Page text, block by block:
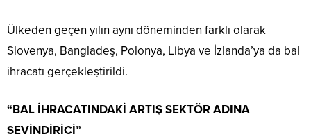
Ülkeden geçen yılın aynı döneminden farklı olarak
Slovenya, Bangladeş, Polonya, Libya ve İzlanda’ya da bal
ihracatı gerçekleştirildi.
“BAL İHRACATINDAKİ ARTIŞ SEKTÖR ADINA
SEVİNDİRİCİ”